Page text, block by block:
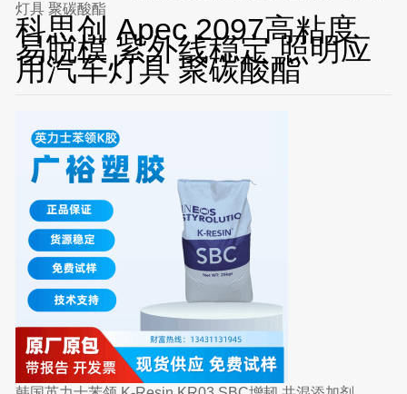
灯具 聚碳酸酯
科思创 Apec 2097高粘度
易脱模 紫外线稳定 照明应
用汽车灯具 聚碳酸酯